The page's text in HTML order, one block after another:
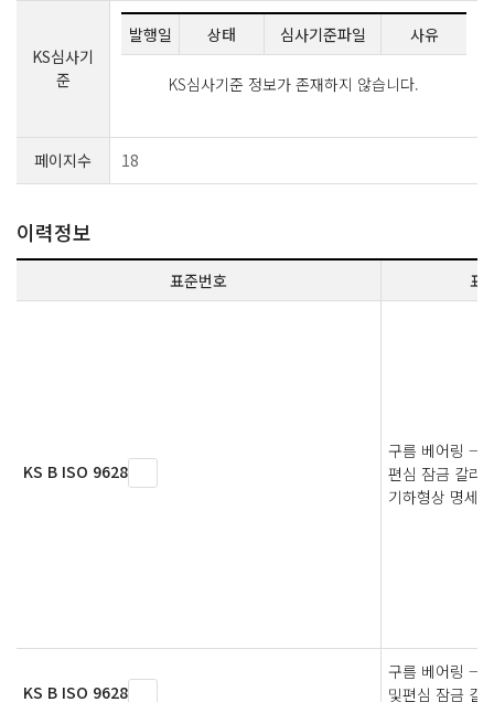
KS심사기
준
발행일 상태 심사기준파일 사유
KS심사기준 정보가 존재하지 않습니다.
페이지수 18
이력정보
표준번호 표
KS B ISO 9628
구름 베어링 —
편심 잠금 칼라
기하형상 명세
KS B ISO 9628
구름 베어링 —
및편심 잠금 칼